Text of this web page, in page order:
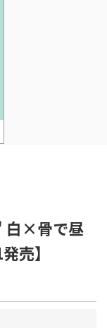
白×骨で昼
売】